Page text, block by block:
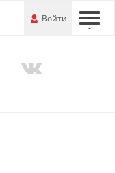
---
Войти